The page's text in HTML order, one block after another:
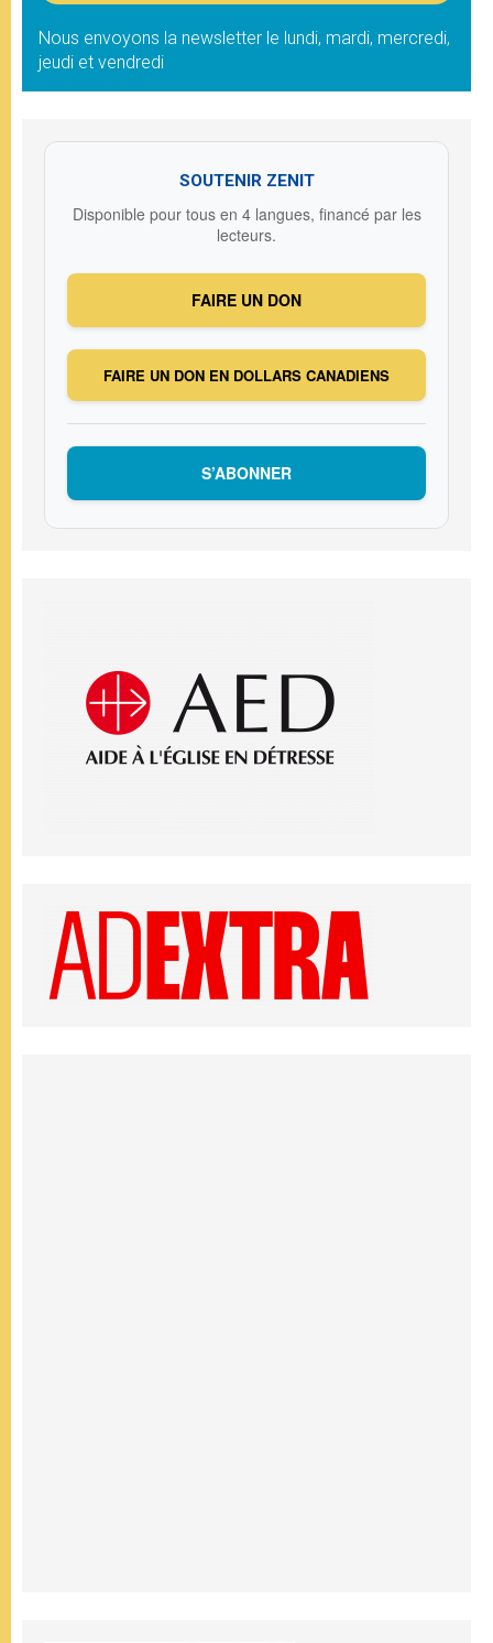
Nous envoyons la newsletter le lundi, mardi, mercredi,
jeudi et vendredi
SOUTENIR ZENIT
Disponible pour tous en 4 langues, financé par les
lecteurs.
FAIRE UN DON
FAIRE UN DON EN DOLLARS CANADIENS
S’ABONNER